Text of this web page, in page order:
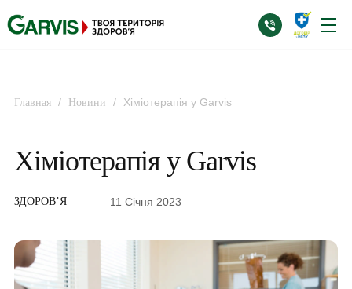
Главная / Новини / Хіміотерапія у Garvis
Хіміотерапія у Garvis
ЗДОРОВ’Я 11 Січня 2023